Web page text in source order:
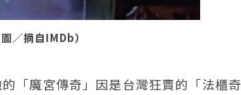
／摘自IMDb）
「魔宮傳奇」因是台灣狂賣的「法櫃奇